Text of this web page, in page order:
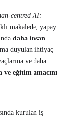
centred AI:
makalede, yapay
daha insan
duyulan ihtiyaç
ve daha
ve eğitim amacını
kurulan iş